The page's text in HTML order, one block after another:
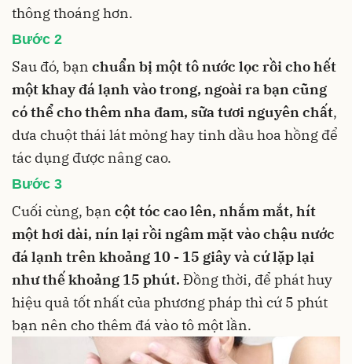
thông thoáng hơn.
Bước 2
Sau đó, bạn chuẩn bị một tô nước lọc rồi cho hết
một khay đá lạnh vào trong, ngoài ra bạn cũng
có thể cho thêm nha đam, sữa tươi nguyên chất,
dưa chuột thái lát mỏng hay tinh dầu hoa hồng để
tác dụng được nâng cao.
Bước 3
Cuối cùng, bạn cột tóc cao lên, nhắm mắt, hít
một hơi dài, nín lại rồi ngâm mặt vào chậu nước
đá lạnh trên khoảng 10 - 15 giây và cứ lặp lại
như thế khoảng 15 phút. Đồng thời, để phát huy
hiệu quả tốt nhất của phương pháp thì cứ 5 phút
bạn nên cho thêm đá vào tô một lần.